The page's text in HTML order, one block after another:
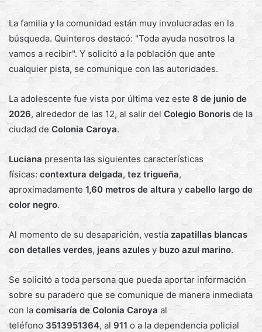
La familia y la comunidad están muy involucradas en la
búsqueda. Quinteros destacó: "Toda ayuda nosotros la
vamos a recibir". Y solicitó a la población que ante
cualquier pista, se comunique con las autoridades.
La adolescente fue vista por última vez este 8 de junio de
2026, alrededor de las 12, al salir del Colegio Bonoris de la
ciudad de Colonia Caroya.
Luciana presenta las siguientes características
físicas: contextura delgada, tez trigueña,
aproximadamente1,60 metros de altura y cabello largo de
color negro.
Al momento de su desaparición, vestía zapatillas blancas
con detalles verdes, jeans azules ybuzo azul marino.
Se solicitó a toda persona que pueda aportar información
sobre su paradero que se comunique de manera inmediata
con la comisaría de Colonia Caroya al
teléfono 3513951364, al 911 o a la dependencia policial